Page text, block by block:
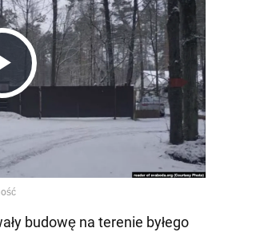
budowę na terenie byłego